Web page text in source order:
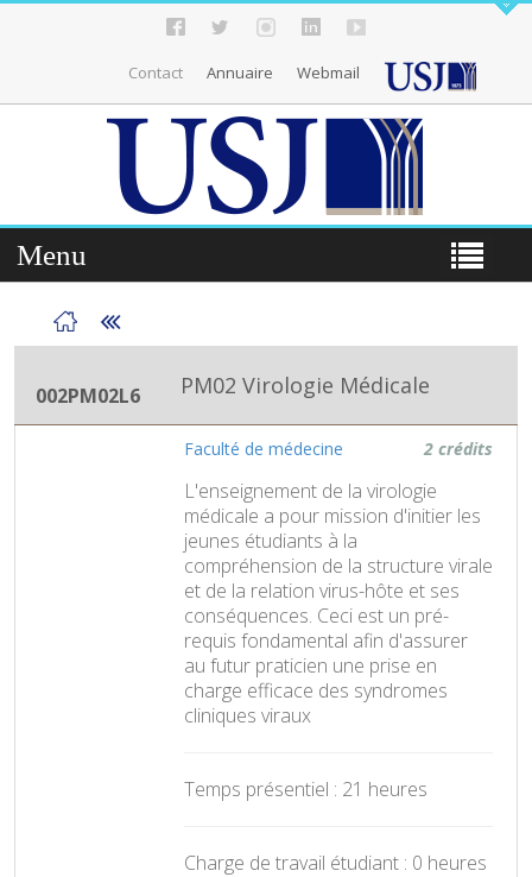
Contact Annuaire Webmail
Menu
002PM02L6 PM02 Virologie Médicale
Faculté de médecine 2 crédits
L'enseignement de la virologie
médicale a pour mission d'initier les
jeunes étudiants à la
compréhension de la structure virale
et de la relation virus-hôte et ses
conséquences. Ceci est un pré-
requis fondamental afin d'assurer
au futur praticien une prise en
charge efficace des syndromes
cliniques viraux
Temps présentiel : 21 heures
Charge de travail étudiant : 0 heures